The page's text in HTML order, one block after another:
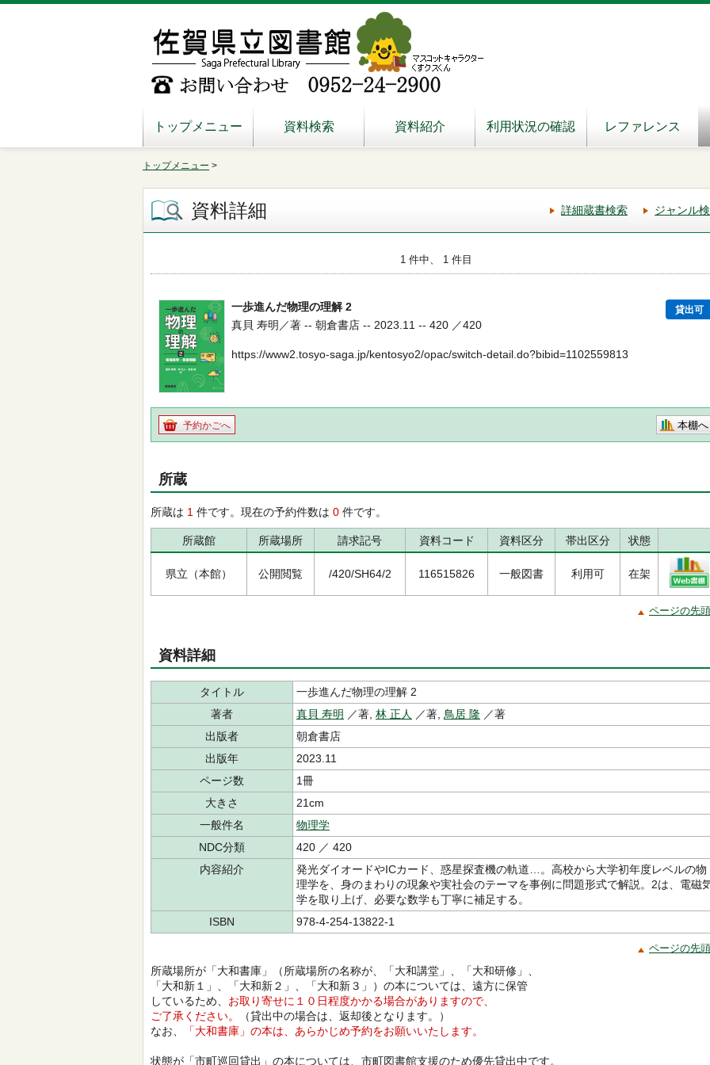
トップメニュー 資料検索 資料紹介 利用状況の確認 レファレンス
トップメニュー >
資料詳細 詳細蔵書検索 ジャンル
1 件中、 1 件目
一歩進んだ物理の理解 2 貸出可
真貝 寿明／著 -- 朝倉書店 -- 2023.11 -- 420 ／420
https://www2.tosyo-saga.jp/kentosyo2/opac/switch-detail.do?bibid=1102559813
予約かごへ 本棚へ
所蔵
所蔵は 1 件です。現在の予約件数は 0 件です。
所蔵館 所蔵場所 請求記号 資料コード 資料区分 帯出区分 状態
県立（本館） 公開閲覧 /420/SH64/2 116515826 一般図書 利用可 在架
ページの先
資料詳細
タイトル
一歩進んだ物理の理解 2
著者
真貝 寿明 ／著, 林 正人 ／著, 鳥居 隆 ／著
出版者
朝倉書店
出版年
2023.11
ページ数
1冊
大きさ
21cm
一般件名
物理学
NDC分類
420 ／ 420
内容紹介
発光ダイオードやICカード、惑星探査機の軌道…。高校から大学初年度レベルの物
理学を、身のまわりの現象や実社会のテーマを事例に問題形式で解説。2は、電磁
学を取り上げ、必要な数学も丁寧に補足する。
ISBN
978-4-254-13822-1
ページの先
所蔵場所が「大和書庫」（所蔵場所の名称が、「大和講堂」、「大和研修」、
「大和新１」、「大和新２」、「大和新３」）の本については、遠方に保管
しているため、 お取り寄せに１０日程度かかる場合がありますので、
ご了承ください。
（貸出中の場合は、返却後となります。）
なお、
「大和書庫」の本は、あらかじめ予約をお願いいたします。
状態が「市町巡回貸出」の本については、市町図書館支援のため優先貸出中です。